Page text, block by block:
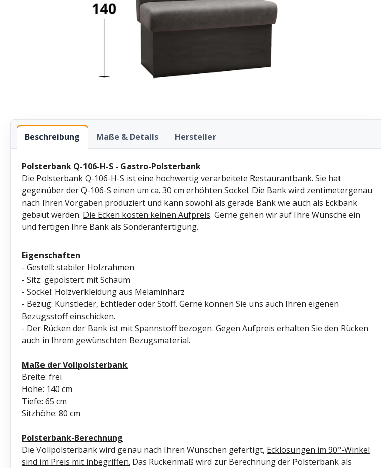
Beschreibung Maße & Details Hersteller
Polsterbank Q-106-H-S - Gastro-Polsterbank
Die Polsterbank Q-106-H-S ist eine hochwertig verarbeitete Restaurantbank. Sie hat
gegenüber der Q-106-S einen um ca. 30 cm erhöhten Sockel. Die Bank wird zentimetergenau
nach Ihren Vorgaben produziert und kann sowohl als gerade Bank wie auch als Eckbank
gebaut werden. Die Ecken kosten keinen Aufpreis. Gerne gehen wir auf Ihre Wünsche ein
und fertigen Ihre Bank als Sonderanfertigung.
Eigenschaften
- Gestell: stabiler Holzrahmen
- Sitz: gepolstert mit Schaum
- Sockel: Holzverkleidung aus Melaminharz
- Bezug: Kunstleder, Echtleder oder Stoff. Gerne können Sie uns auch Ihren eigenen
Bezugsstoff einschicken.
- Der Rücken der Bank ist mit Spannstoff bezogen. Gegen Aufpreis erhalten Sie den Rücken
auch in Ihrem gewünschten Bezugsmaterial.
Maße der Vollpolsterbank
Breite: frei
Höhe: 140 cm
Tiefe: 65 cm
Sitzhöhe: 80 cm
Polsterbank-Berechnung
Die Vollpolsterbank wird genau nach Ihren Wünschen gefertigt, Ecklösungen im 90°-Winkel
sind im Preis mit inbegriffen. Das Rückenmaß wird zur Berechnung der Polsterbank als